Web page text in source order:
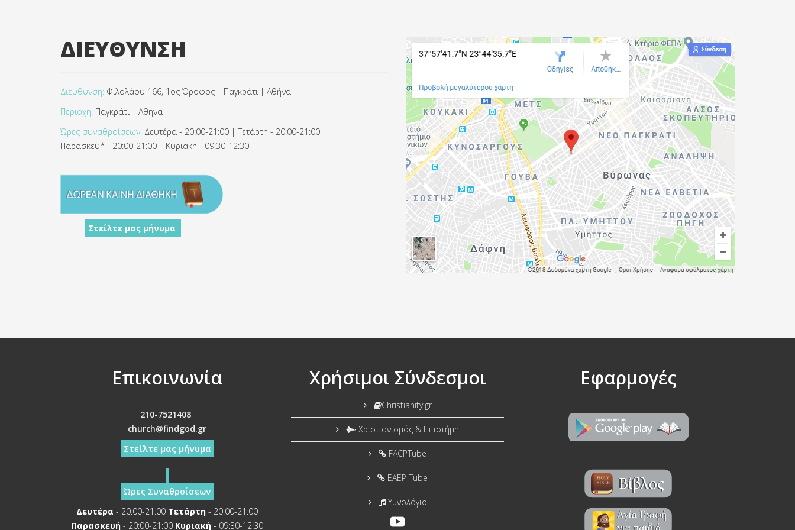
ΔΙΕΥΘΥΝΣΗ
Διεύθυνση: Φιλολάου 166, 1ος Όροφος | Παγκράτι | Αθήνα
Περιοχή: Παγκράτι | Αθήνα
Ώρες συναθροίσεων: Δευτέρα - 20:00-21:00 | Τετάρτη - 20:00-21:00
Παρασκευή - 20:00-21:00 | Κυριακή - 09:30-12:30
Στείλτε μας μήνυμα
Επικοινωνία
210-7521408
church@findgod.gr
Στείλτε μας μήνυμα
Ώρες Συναθροίσεων
Δευτέρα - 20:00-21:00 Τετάρτη- 20:00-21:00
Παρασκευή- 20:00-21:00 Κυριακή- 09:30-12:30
Χρήσιμοι Σύνδεσμοι
Christianity.gr
Χριστιανισμός & Επιστήμη
FACPTube
EAEP Tube
Υμνολόγιο
Εφαρμογές